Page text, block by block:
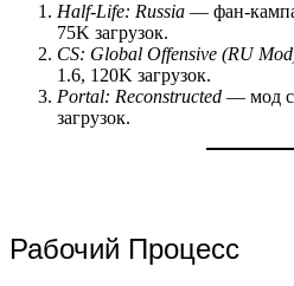
Half-Life: Russia — фан-
75K загрузок.
CS: Global Offensive (RU
1.6, 120K загрузок.
Portal: Reconstructed — мод с
загрузок.
Рабочий Процесс